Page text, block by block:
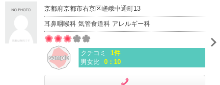
京都府京都市右京区嵯峨中通町13
耳鼻咽喉科 気管食道科 アレルギー科
クチコミ
1件
男女比 0：10